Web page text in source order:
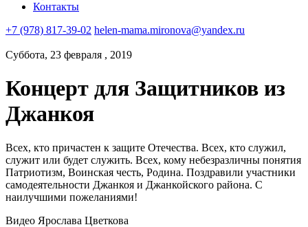
Контакты
+7 (978) 817-39-02 helen-mama.mironova@yandex.ru
Суббота, 23 февраля , 2019
Концерт для Защитников из
Джанкоя
Всех, кто причастен к защите Отечества. Всех, кто служил,
служит или будет служить. Всех, кому небезразличны понятия
Патриотизм, Воинская честь, Родина. Поздравили участники
самодеятельности Джанкоя и Джанкойского района. С
наилучшими пожеланиями!
Видео Ярослава Цветкова